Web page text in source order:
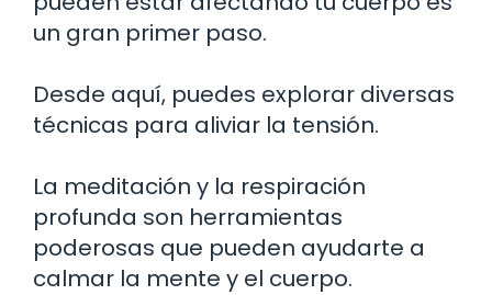
un gran primer paso.
Desde aquí, puedes explorar diversas
técnicas para aliviar la tensión.
La meditación y la respiración
profunda son herramientas
poderosas que pueden ayudarte a
calmar la mente y el cuerpo.